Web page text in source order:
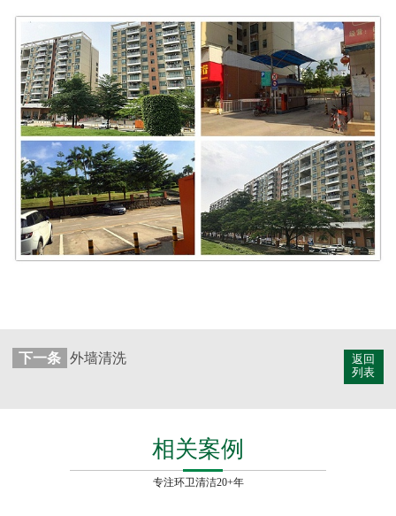
返回
列表
下一条 外墙清洗
相关案例
专注环卫清洁20+年